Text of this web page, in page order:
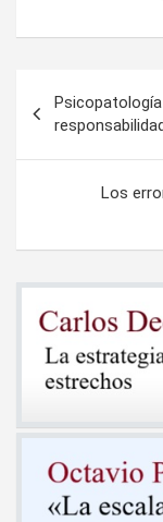
de
entradas
Los